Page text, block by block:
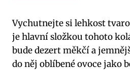
Vychutnejte si lehkost
je hlavní složkou tohoto
bude dezert měkčí a
do něj oblíbené ovoce jako